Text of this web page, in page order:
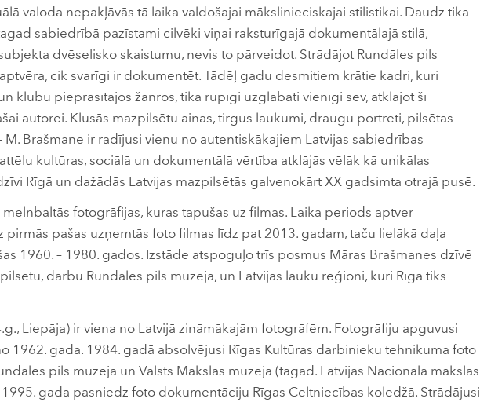
valoda nepakļāvās tā laika valdošajai mākslinieciskajai stilistikai. Daudz tika
sabiedrībā pazīstami cilvēki viņai raksturīgajā dokumentālajā stilā,
dvēselisko skaistumu, nevis to pārveidot. Strādājot Rundāles pils
cik svarīgi ir dokumentēt. Tādēļ gadu desmitiem krātie kadri, kuri
klubu pieprasītajos žanros, tika rūpīgi uzglabāti vienīgi sev, atklājot šī
autorei. Klusās mazpilsētu ainas, tirgus laukumi, draugu portreti, pilsētas
M. Brašmane ir radījusi vienu no autentiskākajiem Latvijas sabiedrības
kultūras, sociālā un dokumentālā vērtība atklājās vēlāk kā unikālas
Rīgā un dažādās Latvijas mazpilsētās galvenokārt XX gadsimta otrajā pusē.
fotogrāfijas, kuras tapušas uz filmas. Laika periods aptver
pašas uzņemtās foto filmas līdz pat 2013. gadam, taču lielākā daļa
1960. – 1980. gados. Izstāde atspoguļo trīs posmus Māras Brašmanes dzīvē
darbu Rundāles pils muzejā, un Latvijas lauku reģioni, kuri Rīgā tiks
Liepāja) ir viena no Latvijā zināmākajām fotogrāfēm. Fotogrāfiju apguvusi
1962. gada. 1984. gadā absolvējusi Rīgas Kultūras darbinieku tehnikuma foto
pils muzeja un Valsts Mākslas muzeja (tagad. Latvijas Nacionālā mākslas
gada pasniedz foto dokumentāciju Rīgas Celtniecības koledžā. Strādājusi